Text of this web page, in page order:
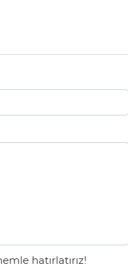
hatırlatırız!